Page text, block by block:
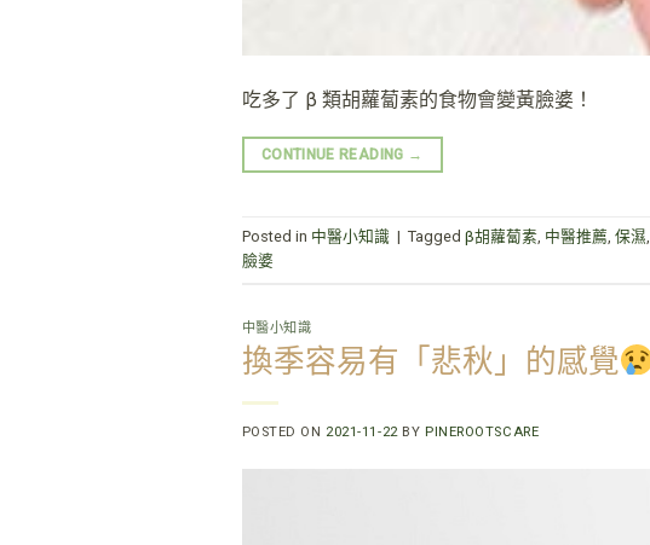
吃多了 β 類胡蘿蔔素的食物會變黃臉婆！
CONTINUE READING →
Posted in 中醫小知識 | Tagged β胡蘿蔔素, 中醫推薦, 保濕,
臉婆
中醫小知識
換季容易有「悲秋」的感覺
POSTED ON 2021-11-22 BY PINEROOTSCARE